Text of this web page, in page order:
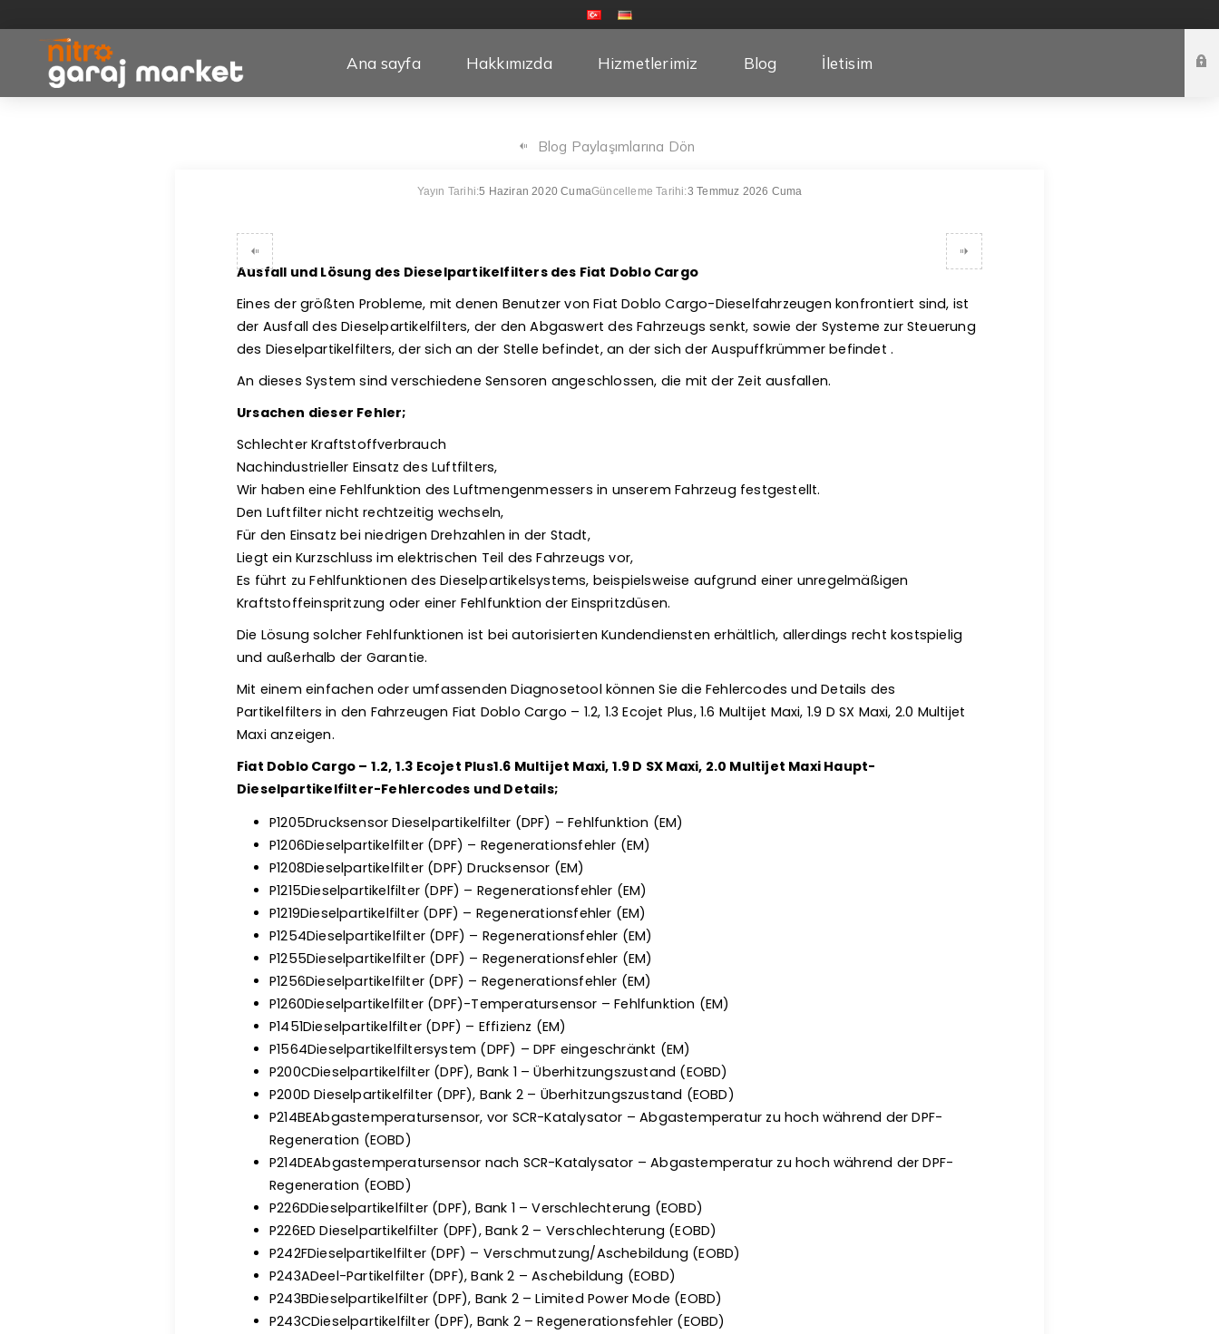
Ana sayfa Hakkımızda Hizmetlerimiz Blog İletisim
Blog Paylaşımlarına Dön
Yayın Tarihi:5 Haziran 2020 CumaGüncelleme Tarihi:3 Temmuz 2026 Cuma
Ausfall und Lösung des Dieselpartikelfilters des Fiat Doblo Cargo
Eines der größten Probleme, mit denen Benutzer von Fiat Doblo Cargo-Dieselfahrzeugen konfrontiert sind, ist
der Ausfall des Dieselpartikelfilters, der den Abgaswert des Fahrzeugs senkt, sowie der Systeme zur Steuerung
des Dieselpartikelfilters, der sich an der Stelle befindet, an der sich der Auspuffkrümmer befindet .
An dieses System sind verschiedene Sensoren angeschlossen, die mit der Zeit ausfallen.
Ursachen dieser Fehler;
Schlechter Kraftstoffverbrauch
Nachindustrieller Einsatz des Luftfilters,
Wir haben eine Fehlfunktion des Luftmengenmessers in unserem Fahrzeug festgestellt.
Den Luftfilter nicht rechtzeitig wechseln,
Für den Einsatz bei niedrigen Drehzahlen in der Stadt,
Liegt ein Kurzschluss im elektrischen Teil des Fahrzeugs vor,
Es führt zu Fehlfunktionen des Dieselpartikelsystems, beispielsweise aufgrund einer unregelmäßigen
Kraftstoffeinspritzung oder einer Fehlfunktion der Einspritzdüsen.
Die Lösung solcher Fehlfunktionen ist bei autorisierten Kundendiensten erhältlich, allerdings recht kostspielig
und außerhalb der Garantie.
Mit einem einfachen oder umfassenden Diagnosetool können Sie die Fehlercodes und Details des
Partikelfilters in den Fahrzeugen Fiat Doblo Cargo – 1.2, 1.3 Ecojet Plus, 1.6 Multijet Maxi, 1.9 D SX Maxi, 2.0 Multijet
Maxi anzeigen.
Fiat Doblo Cargo – 1.2, 1.3 Ecojet Plus1.6 Multijet Maxi, 1.9 D SX Maxi, 2.0 Multijet Maxi Haupt-
Dieselpartikelfilter-Fehlercodes und Details;
P1205Drucksensor Dieselpartikelfilter (DPF) – Fehlfunktion (EM)
P1206Dieselpartikelfilter (DPF) – Regenerationsfehler (EM)
P1208Dieselpartikelfilter (DPF) Drucksensor (EM)
P1215Dieselpartikelfilter (DPF) – Regenerationsfehler (EM)
P1219Dieselpartikelfilter (DPF) – Regenerationsfehler (EM)
P1254Dieselpartikelfilter (DPF) – Regenerationsfehler (EM)
P1255Dieselpartikelfilter (DPF) – Regenerationsfehler (EM)
P1256Dieselpartikelfilter (DPF) – Regenerationsfehler (EM)
P1260Dieselpartikelfilter (DPF)-Temperatursensor – Fehlfunktion (EM)
P1451Dieselpartikelfilter (DPF) – Effizienz (EM)
P1564Dieselpartikelfiltersystem (DPF) – DPF eingeschränkt (EM)
P200CDieselpartikelfilter (DPF), Bank 1 – Überhitzungszustand (EOBD)
P200D Dieselpartikelfilter (DPF), Bank 2 – Überhitzungszustand (EOBD)
P214BEAbgastemperatursensor, vor SCR-Katalysator – Abgastemperatur zu hoch während der DPF-
Regeneration (EOBD)
P214DEAbgastemperatursensor nach SCR-Katalysator – Abgastemperatur zu hoch während der DPF-
Regeneration (EOBD)
P226DDieselpartikelfilter (DPF), Bank 1 – Verschlechterung (EOBD)
P226ED Dieselpartikelfilter (DPF), Bank 2 – Verschlechterung (EOBD)
P242FDieselpartikelfilter (DPF) – Verschmutzung/Aschebildung (EOBD)
P243ADeel-Partikelfilter (DPF), Bank 2 – Aschebildung (EOBD)
P243BDieselpartikelfilter (DPF), Bank 2 – Limited Power Mode (EOBD)
P243CDieselpartikelfilter (DPF), Bank 2 – Regenerationsfehler (EOBD)